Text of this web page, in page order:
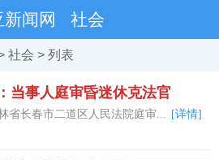
新闻网 社会
社会 > 列表
当事人庭审昏迷休克法官
省长春市二道区人民法院庭审... [详情]